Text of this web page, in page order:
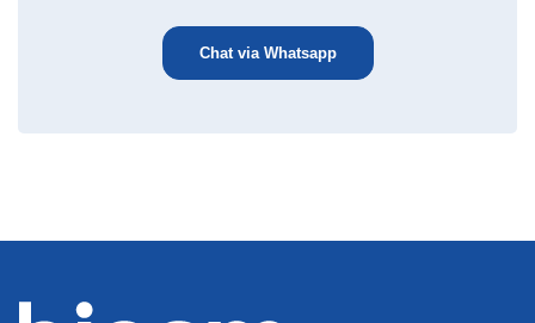
Chat via Whatsapp